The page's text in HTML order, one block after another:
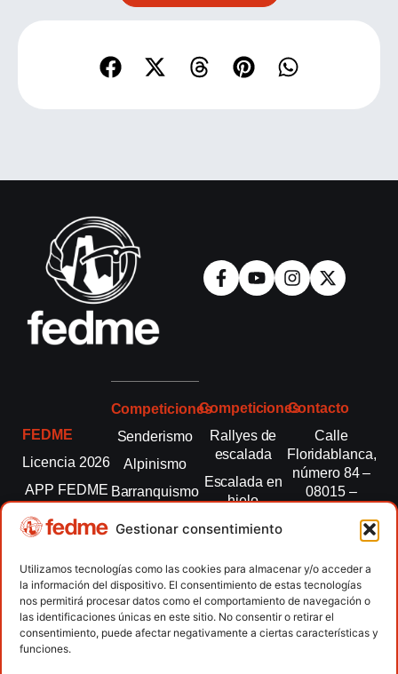
Gestionar consentimiento
Utilizamos tecnologías como las cookies para almacenar y/o acceder a
la información del dispositivo. El consentimiento de estas tecnologías
nos permitirá procesar datos como el comportamiento de navegación o
las identificaciones únicas en este sitio. No consentir o retirar el
consentimiento, puede afectar negativamente a ciertas características y
funciones.
FEDME
Licencia 2026
APP FEDME
Transparencia
autonómicas
Clubes
Contacto
Competiciones
Senderismo
Alpinismo
Barranquismo
montaña
Escalada
Escalada
paralimpica
Competiciones
Rallyes de
escalada
Escalada en
hielo
Esquí de
Marcha
Nórdica
Raquetas de
nieve
Contacto
Calle
Floridablanca,
número 84 –
08015 –
fedme@fedme.es
934 264 267